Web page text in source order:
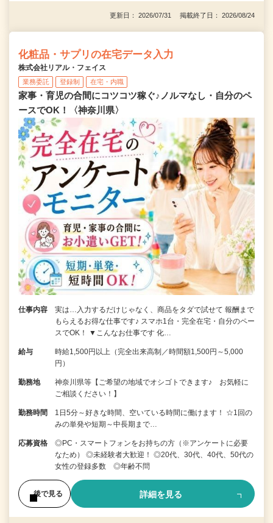
更新日： 2026/07/31 掲載終了日： 2026/08/24
化粧品・サプリの在宅データ入力
株式会社リアル・フェイス
業務委託 登録制 在宅・内職
家事・育児の合間にコツコツ稼ぐ♪ノルマなし・自分のペ
ースでOK！〈神奈川県〉
仕事内容
実は…入力するだけじゃなく、商品をタダで試せて 報酬まで
もらえるお得な仕事です♪ スマホ1台・完全在宅・自分のペー
スでOK！ ▼こんなお仕事です 化…
給与
時給1,500円以上（完全出来高制／時間額1,500円～5,000
円）
勤務地
神奈川県等【ご希望の地域でオシゴトできます♪ お気軽に
ご相談ください！】
勤務時間
1日5分～好きな時間、空いている時間に働けます！ ☆1回の
みの単発や短期～中長期まで…
応募資格
◎PC・スマートフォンをお持ちの方（※アンケートに必要
なため） ◎未経験者大歓迎！ ◎20代、30代、40代、50代の
女性の登録多数 ◎年齢不問
後で見る 詳細を見る